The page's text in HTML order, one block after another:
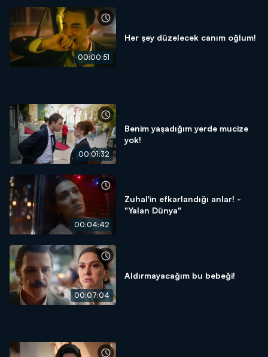
00:00:51
Her şey düzelecek canım oğlum!
00:01:32
Benim yaşadığım yerde mucize
yok!
00:04:42
Zuhal'in efkarlandığı anlar! -
"Yalan Dünya"
00:07:04
Aldırmayacağım bu bebeği!